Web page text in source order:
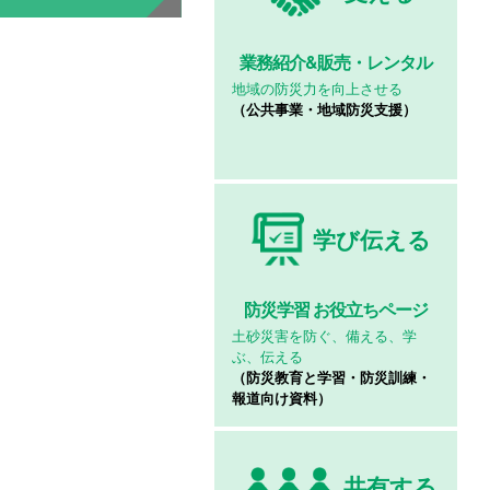
業務紹介&販売・レンタル
地域の防災力を向上させる
（公共事業・地域防災支援）
学び伝える
防災学習お役立ちページ
土砂災害を防ぐ、備える、学
ぶ、伝える
（防災教育と学習・防災訓練・
報道向け資料）